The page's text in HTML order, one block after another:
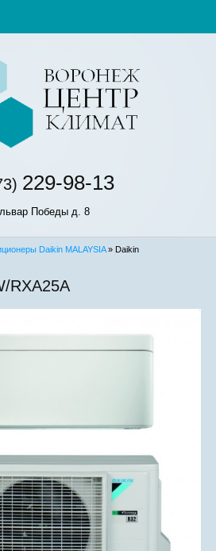
229-98-13
Победы д. 8
Daikin MALAYSIA» Daikin
RXA25A